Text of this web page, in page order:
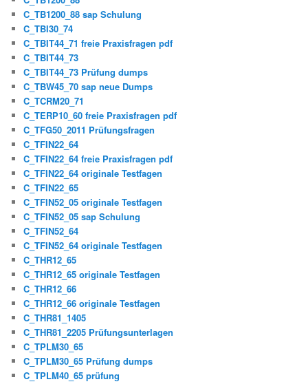
C_TB1200_88 sap Schulung
C_TBI30_74
C_TBIT44_71 freie Praxisfragen pdf
C_TBIT44_73
C_TBIT44_73 Prüfung dumps
C_TBW45_70 sap neue Dumps
C_TCRM20_71
C_TERP10_60 freie Praxisfragen pdf
C_TFG50_2011 Prüfungsfragen
C_TFIN22_64
C_TFIN22_64 freie Praxisfragen pdf
C_TFIN22_64 originale Testfagen
C_TFIN22_65
C_TFIN52_05 originale Testfagen
C_TFIN52_05 sap Schulung
C_TFIN52_64
C_TFIN52_64 originale Testfagen
C_THR12_65
C_THR12_65 originale Testfagen
C_THR12_66
C_THR12_66 originale Testfagen
C_THR81_1405
C_THR81_2205 Prüfungsunterlagen
C_TPLM30_65
C_TPLM30_65 Prüfung dumps
C_TPLM40_65 prüfung